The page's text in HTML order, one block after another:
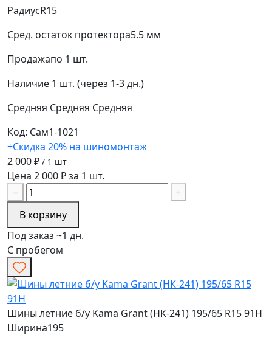
РадиусR15
Сред. остаток протектора5.5 мм
Продажапо 1 шт.
Наличие 1 шт. (через 1-3 дн.)
Средняя Средняя Средняя
Код: Сам1-1021
+Скидка 20% на шиномонтаж
2 000 ₽ / 1 шт
Цена 2 000 ₽ за 1 шт.
−
+
В корзину
Под заказ ~1 дн.
С пробегом
Шины летние б/у Kama Grant (НК-241) 195/65 R15 91H
Ширина195